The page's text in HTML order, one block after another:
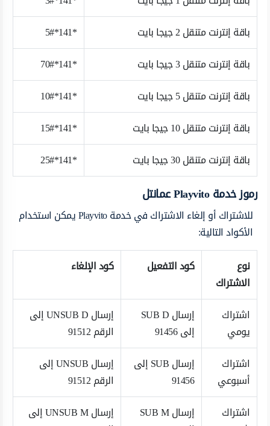
باقة إنترنت متنقل 2 جيجا بايت
*141*5#
باقة إنترنت متنقل 3 جيجا بايت
*141*70#
باقة إنترنت متنقل 5 جيجا بايت
*141*10#
باقة إنترنت متنقل 10 جيجا بايت
*141*15#
باقة إنترنت متنقل 30 جيجا بايت
*141*25#
رموز خدمة Playvito عمانتل
للاشتراك أو إلغاء الاشتراك في خدمة Playvito يمكن استخدام
الأكواد التالية:
نوع
الاشتراك
كود التفعيل كود الإلغاء
اشتراك
يومي
إرسال SUB D
إلى 91456
إرسال UNSUB D إلى
الرقم 91512
اشتراك
أسبوعي
إرسال SUB إلى
91456
إرسال UNSUB إلى
الرقم 91512
اشتراك
إرسال SUB M
إرسال UNSUB M إلى